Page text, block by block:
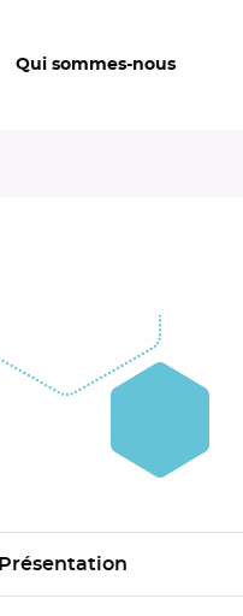
Qui sommes-nous
Présentation